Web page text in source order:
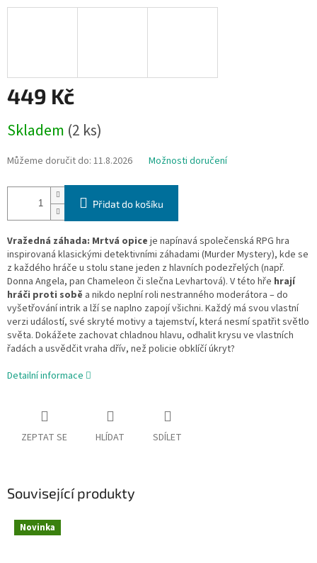
449 Kč
cena:
Skladem (2 ks)
Můžeme doručit do: 11.8.2026 Možnosti doručení
Přidat do košíku
Vražedná záhada: Mrtvá opice je napínavá společenská RPG hra
inspirovaná klasickými detektivními záhadami (Murder Mystery), kde se
z každého hráče u stolu stane jeden z hlavních podezřelých (např.
Donna Angela, pan Chameleon či slečna Levhartová). V této hře hrají
hráči proti sobě a nikdo neplní roli nestranného moderátora – do
vyšetřování intrik a lží se naplno zapojí všichni. Každý má svou vlastní
verzi událostí, své skryté motivy a tajemství, která nesmí spatřit světlo
světa. Dokážete zachovat chladnou hlavu, odhalit krysu ve vlastních
řadách a usvědčit vraha dřív, než policie obklíčí úkryt?
Detailní informace
ZEPTAT SE HLÍDAT SDÍLET
Související produkty
Novinka